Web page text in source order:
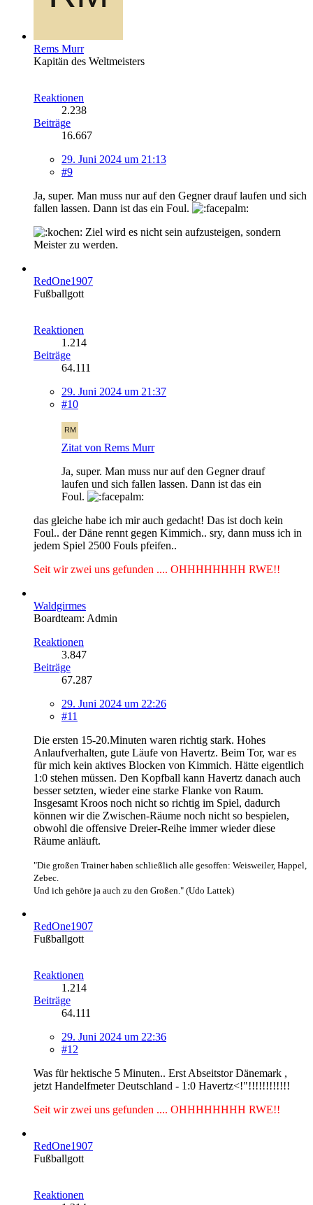
Rems Murr
Kapitän des Weltmeisters
Reaktionen
2.238
Beiträge
16.667
29. Juni 2024 um 21:13
#9
Ja, super. Man muss nur auf den Gegner drauf laufen und sich
fallen lassen. Dann ist das ein Foul.
Ziel wird es nicht sein aufzusteigen, sondern
Meister zu werden.
RedOne1907
Fußballgott
Reaktionen
1.214
Beiträge
64.111
29. Juni 2024 um 21:37
#10
Zitat von Rems Murr
Ja, super. Man muss nur auf den Gegner drauf
laufen und sich fallen lassen. Dann ist das ein
Foul.
das gleiche habe ich mir auch gedacht! Das ist doch kein
Foul.. der Däne rennt gegen Kimmich.. sry, dann muss ich in
jedem Spiel 2500 Fouls pfeifen..
Seit wir zwei uns gefunden .... OHHHHHHHH RWE!!
Waldgirmes
Boardteam: Admin
Reaktionen
3.847
Beiträge
67.287
29. Juni 2024 um 22:26
#11
Die ersten 15-20.Minuten waren richtig stark. Hohes
Anlaufverhalten, gute Läufe von Havertz. Beim Tor, war es
für mich kein aktives Blocken von Kimmich. Hätte eigentlich
1:0 stehen müssen. Den Kopfball kann Havertz danach auch
besser setzten, wieder eine starke Flanke von Raum.
Insgesamt Kroos noch nicht so richtig im Spiel, dadurch
können wir die Zwischen-Räume noch nicht so bespielen,
obwohl die offensive Dreier-Reihe immer wieder diese
Räume anläuft.
"Die großen Trainer haben schließlich alle gesoffen: Weisweiler, Happel,
Zebec.
Und ich gehöre ja auch zu den Großen." (Udo Lattek)
RedOne1907
Fußballgott
Reaktionen
1.214
Beiträge
64.111
29. Juni 2024 um 22:36
#12
Was für hektische 5 Minuten.. Erst Abseitstor Dänemark ,
jetzt Handelfmeter Deutschland - 1:0 Havertz<!"!!!!!!!!!!!!
Seit wir zwei uns gefunden .... OHHHHHHHH RWE!!
RedOne1907
Fußballgott
Reaktionen